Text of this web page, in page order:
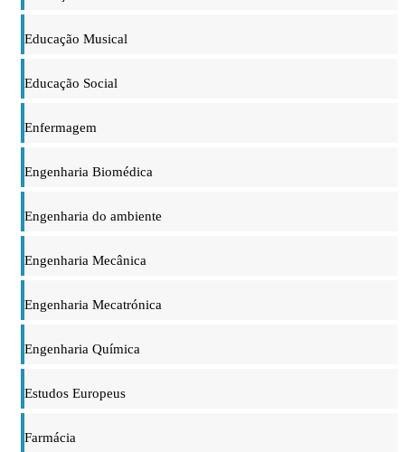
Educação Musical
Educação Social
Enfermagem
Engenharia Biomédica
Engenharia do ambiente
Engenharia Mecânica
Engenharia Mecatrónica
Engenharia Química
Estudos Europeus
Farmácia